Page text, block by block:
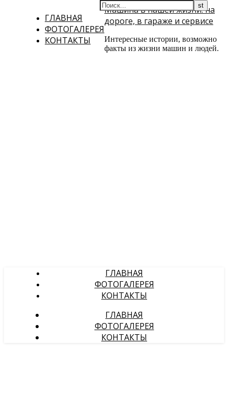
ГЛАВНАЯ
ФОТОГАЛЕРЕЯ
КОНТАКТЫ
Машина в нашей жизни: на
дороге, в гараже и сервисе
Интересные истории, возможно
факты из жизни машин и людей.
ГЛАВНАЯ
ФОТОГАЛЕРЕЯ
КОНТАКТЫ
ГЛАВНАЯ
ФОТОГАЛЕРЕЯ
КОНТАКТЫ